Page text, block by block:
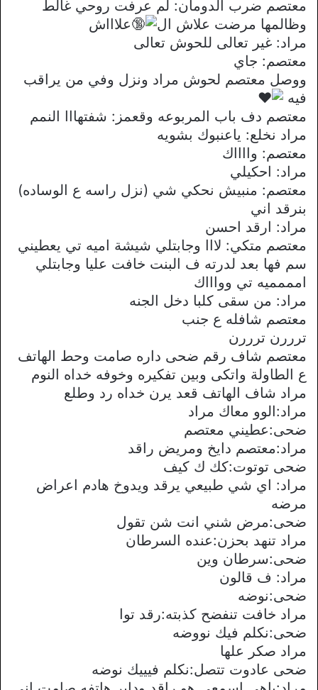
معتصم ضرب الدومان: لم عرفت روحي غالط
وظالمها مرضت علاش ال
علاااش
مراد: غير تعالى للحوش تعالى
معتصم: جاي
ووصل معتصم لحوش مراد ونزل وفي من يراقب
فيه
معتصم دف باب المربوعه وقعمز: شفتهااا النمم
مراد نخلع: ياعنبوك بشويه
معتصم: وااااك
مراد: احكيلي
معتصم: منبيش نحكي شي (نزل راسه ع الوساده)
بنرقد اني
مراد: ارقد احسن
معتصم متكي: لااا وجابتلي شيشة اميه تي يعطيني
سم فها بعد لدرته ف البنت خافت عليا وجابتلي
امممميه تي وواااك
مراد: من سقى كلبا دخل الجنه
معتصم شافله ع جنب
ترررن ترررن
معتصم شاف رقم ضحى داره صامت وحط الهاتف
ع الطاولة واتكى وبين تفكيره وخوفه خداه النوم
مراد شاف الهاتف قعد يرن خداه رد وطلع
مراد:الوو معاك مراد
ضحى:عطيني معتصم
مراد:معتصم دايخ ومريض راقد
ضحى توتوت:كك ك كيف
مراد: اي شي طبيعي يرقد ويدوخ هادم اعراض
مرضه
ضحى:مرض شني انت شن تقول
مراد تنهد بحزن:عنده السرطان
ضحى:سرطان وين
مراد: ف قالون
ضحى:نوضه
مراد خافت تنفضح كذبته:رقد توا
ضحى:نكلم فيك نووضه
مراد صكر علها
ضحى عادوت تتصل:نكلم فيييك نوضه